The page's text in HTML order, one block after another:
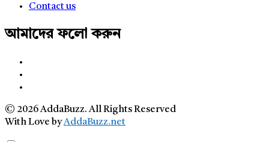
Contact us
আমাদের ফলো করুন
© 2026 AddaBuzz. All Rights Reserved
With Love byAddaBuzz.net